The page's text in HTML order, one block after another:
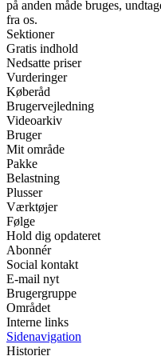
på anden måde bruges,
fra os.
Sektioner
Gratis indhold
Nedsatte priser
Vurderinger
Køberåd
Brugervejledning
Videoarkiv
Bruger
Mit område
Pakke
Belastning
Plusser
Værktøjer
Følge
Hold dig opdateret
Abonnér
Social kontakt
E-mail nyt
Brugergruppe
Området
Interne links
Sidenavigation
Historier